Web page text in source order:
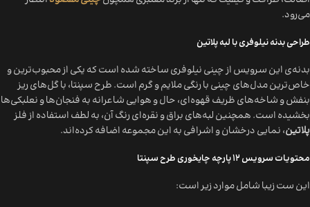
می‌رود.
طراحی بدنه نیلوفری با لبه پلاتین
بدنه‌ی این سرویس از چینی نیلوفری ساخته شده است که یکی از محبوب‌ترین و
خاص‌ترین مدل‌های چینی با رنگی ملایم و گرم است. طرح سپنتا، با گل‌های ریز
بنفش و شاخه‌های ظریف قهوه‌ای، حال و هوایی شاعرانه به فنجان‌ها و نعلبکی‌ها
بخشیده است. همچنین لبه‌های براق و نقره‌ای رنگ آن، به لطف استفاده از فلز
پلاتین، نمایی درخشان و اشرافی به این مجموعه اضافه کرده‌اند.
محتویات سرویس ۱۲ پارچه چایخوری طرح سپنتا
این ست زیبا شامل موارد زیر است: